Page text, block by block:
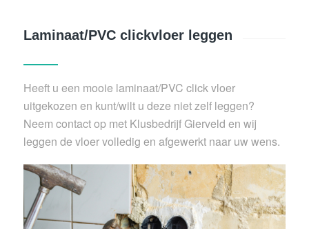
Laminaat/PVC clickvloer leggen
Heeft u een mooie laminaat/PVC click vloer
uitgekozen en kunt/wilt u deze niet zelf leggen?
Neem contact op met Klusbedrijf Gierveld en wij
leggen de vloer volledig en afgewerkt naar uw wens.